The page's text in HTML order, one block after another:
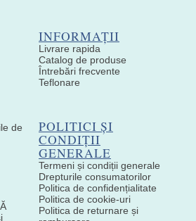
de
INFORMAȚII
Livrare rapida
Catalog de produse
Întrebări frecvente
Teflonare
POLITICI ȘI
CONDIȚII
GENERALE
Termeni și condiții generale
Drepturile consumatorilor
Politica de confidențialitate
Politica de cookie-uri
Politica de returnare și